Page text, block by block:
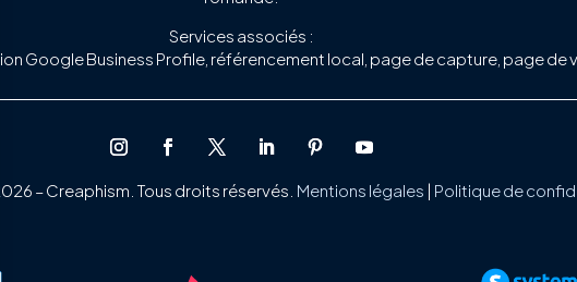
Services associés :
Google Business Profile, référencement local, page de capture, page de
– Creaphism. Tous droits réservés. Mentions légales | Politique de